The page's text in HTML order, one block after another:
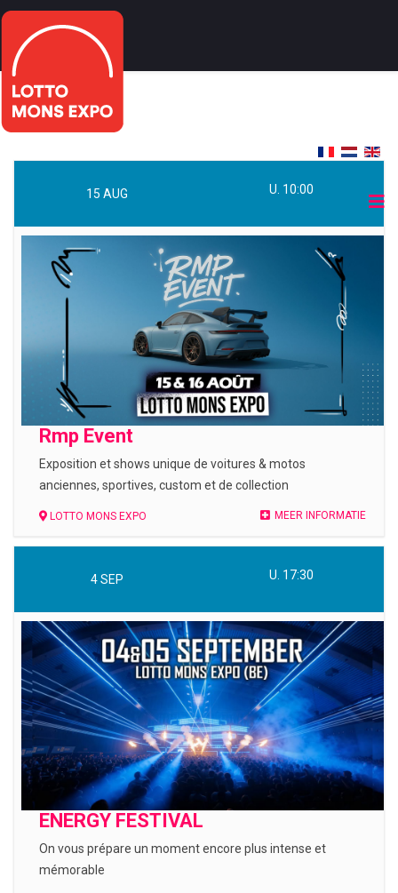
15 AUG U. 10:00
Rmp Event
Exposition et shows unique de voitures & motos
anciennes, sportives, custom et de collection
LOTTO MONS EXPO MEER INFORMATIE
4 SEP U. 17:30
ENERGY FESTIVAL
On vous prépare un moment encore plus intense et
mémorable